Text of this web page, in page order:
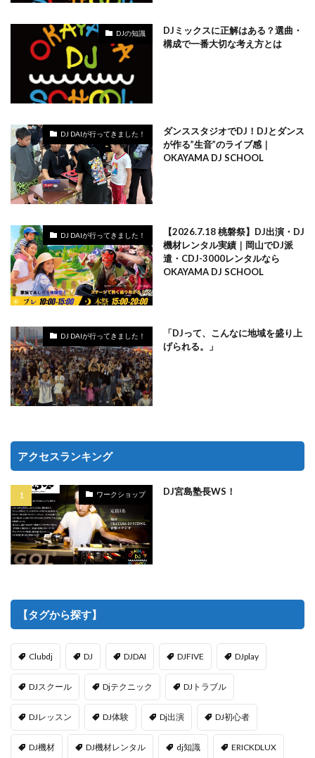
DJの知識
DJミックスに正解はある？選曲・
構成で一番大切な考え方とは
DJ DAIが行ってきました！
ダンススタジオでDJ！DJとダンス
が作る”生音”のライブ感｜
OKAYAMA DJ SCHOOL
DJ DAIが行ってきました！
【2026.7.18 桃磐祭】DJ出演・DJ
機材レンタル実績｜岡山でDJ派
遣・CDJ-3000レンタルなら
OKAYAMA DJ SCHOOL
DJ DAIが行ってきました！
「DJって、こんなに地域を盛り上
げられる。」
アクセスランキング
ワークショップ DJ宮島塾長WS！
【タグから探す】
Clubdj DJ DJDAI DJFIVE DJplay
DJスクール Djテクニック DJトラブル
DJレッスン DJ体験 Dj出演 DJ初心者
DJ機材 DJ機材レンタル dj知識 ERICKDLUX